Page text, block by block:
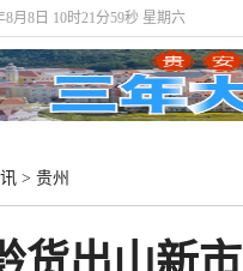
8月8日 10时22分0秒 星期六
> 贵州